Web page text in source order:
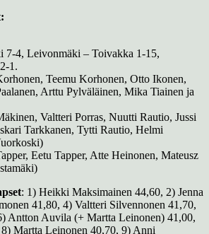
7-4, Leivonmäki – Toivakka 1-15,
1.
Teemu Korhonen, Otto Ikonen,
Arttu Pylväläinen, Mika Tiainen ja
Valtteri Porras, Nuutti Rautio, Jussi
Tarkkanen, Tytti Rautio, Helmi
Eetu Tapper, Atte Heinonen, Mateusz
: 1) Heikki Maksimainen 44,60, 2) Jenna
41,80, 4) Valtteri Silvennonen 41,70,
Antton Auvila (+ Martta Leinonen) 41,00,
Martta Leinonen 40,70, 9) Anni